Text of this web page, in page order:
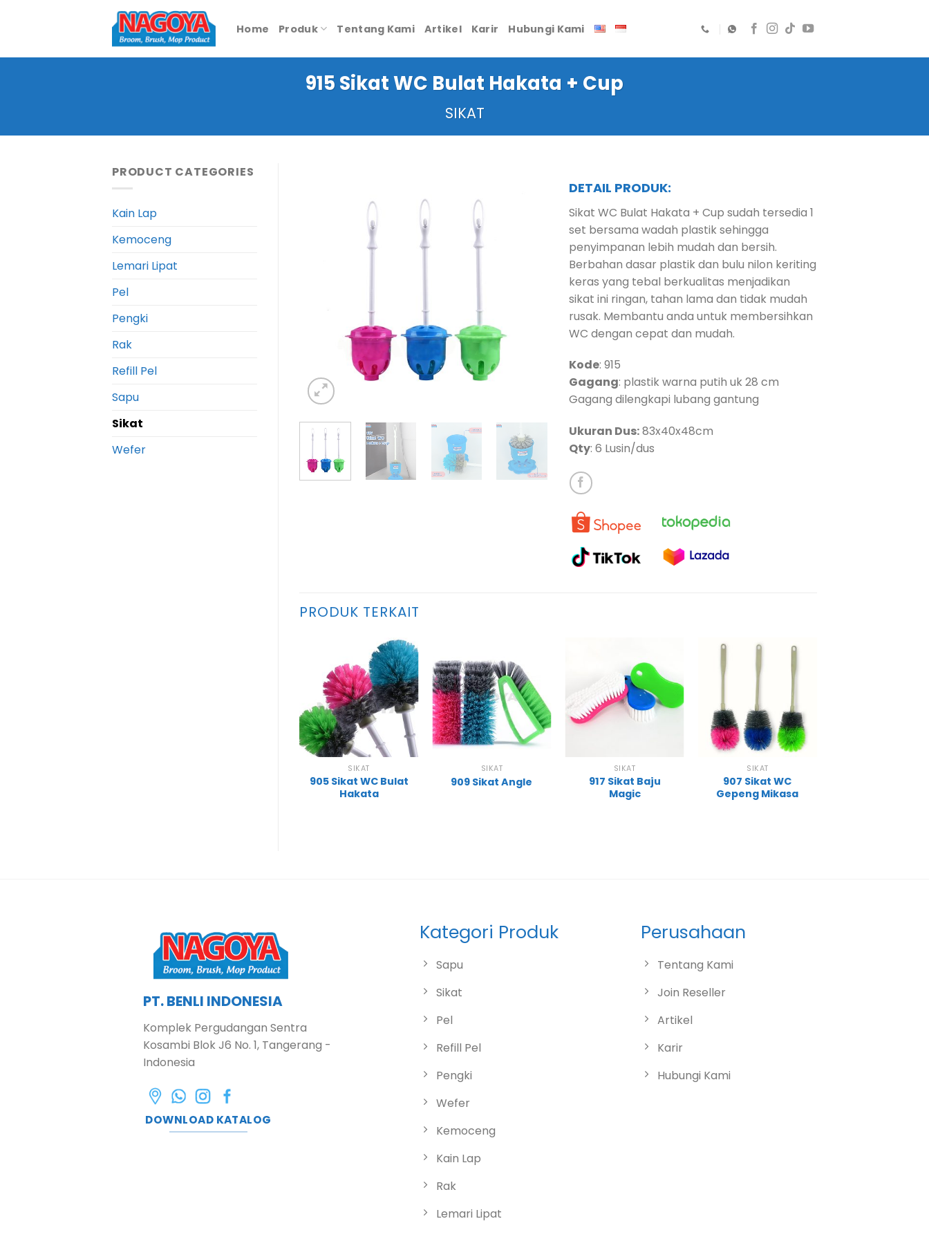
Home Produk Tentang Kami Artikel Karir Hubungi Kami
915 Sikat WC Bulat Hakata + Cup
SIKAT
PRODUCT CATEGORIES
Kain Lap
Kemoceng
Lemari Lipat
Pel
Pengki
Rak
Refill Pel
Sapu
Sikat
Wefer
DETAIL PRODUK:
Sikat WC Bulat Hakata + Cup sudah tersedia 1
set bersama wadah plastik sehingga
penyimpanan lebih mudah dan bersih.
Berbahan dasar plastik dan bulu nilon keriting
keras yang tebal berkualitas menjadikan
sikat ini ringan, tahan lama dan tidak mudah
rusak. Membantu anda untuk membersihkan
WC dengan cepat dan mudah.
Kode: 915
Gagang: plastik warna putih uk 28 cm
Gagang dilengkapi lubang gantung
Ukuran Dus:83x40x48cm
Qty: 6 Lusin/dus
PRODUK TERKAIT
SIKAT
905 Sikat WC Bulat
Hakata
SIKAT
909 Sikat Angle
SIKAT
917 Sikat Baju
Magic
SIKAT
907 Sikat WC
Gepeng Mikasa
PT. BENLI INDONESIA
Komplek Pergudangan Sentra
Kosambi Blok J6 No. 1, Tangerang -
Indonesia
DOWNLOAD KATALOG
Kategori Produk
Sapu
Sikat
Pel
Refill Pel
Pengki
Wefer
Kemoceng
Kain Lap
Rak
Lemari Lipat
Perusahaan
Tentang Kami
Join Reseller
Artikel
Karir
Hubungi Kami